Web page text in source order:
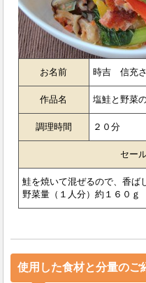
お名前 時吉 信充
作品名 塩鮭と野菜
調理時間 ２０分
セー
鮭を焼いて混ぜるので、香ば
野菜量（１人分）約１６０ｇ
使用した食材と分量のご